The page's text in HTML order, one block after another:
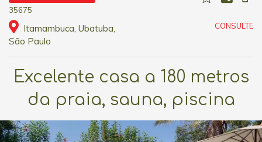
35675
Itamambuca, Ubatuba,
São Paulo
CONSULTE
Excelente casa a 180 metros
da praia, sauna, piscina